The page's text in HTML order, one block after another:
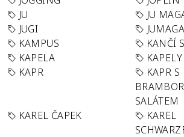
JU
JU
JUGI
KAMPUS
KANČÍ
KAPELA
KAPELY
KAPR
KAPR S
SALÁTEM
KAREL ČAPEK
KAREL